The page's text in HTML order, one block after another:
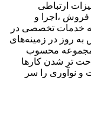
ارتباطی
در زمینه فروش ،اجرا و
خدمات تخصصی در
به‌ روز در زمینه‌های
مجموعه محسوب
تر شدن کارها
و نوآوری را سر